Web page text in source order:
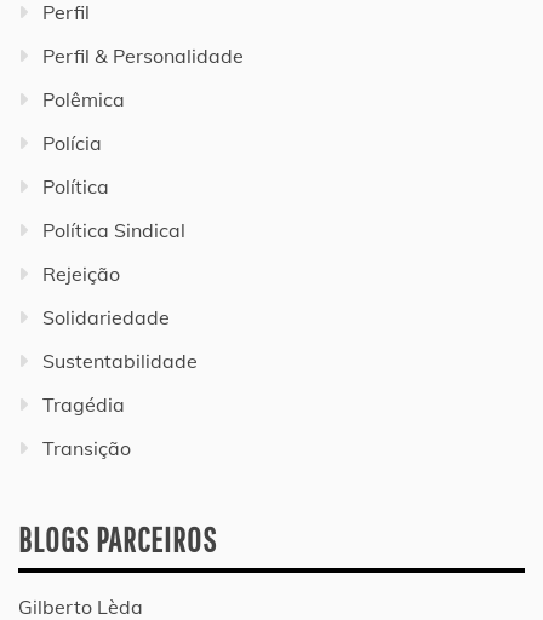
Perfil
Perfil & Personalidade
Polêmica
Polícia
Política
Política Sindical
Rejeição
Solidariedade
Sustentabilidade
Tragédia
Transição
BLOGS PARCEIROS
Gilberto Lèda